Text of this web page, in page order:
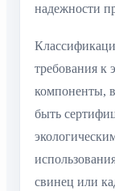
надежности
требования к
компоненты,
быть
свинец или